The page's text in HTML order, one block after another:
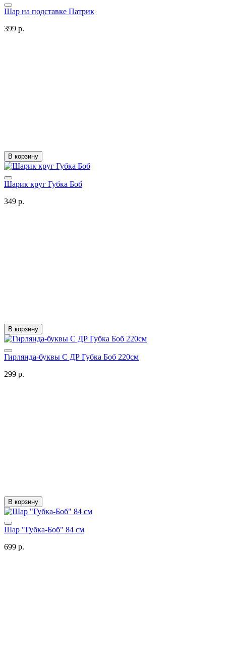
Шар на подставке Патрик
399 р.
В корзину
Шарик круг Губка Боб
349 р.
В корзину
Гирлянда-буквы С ДР Губка Боб 220см
299 р.
В корзину
Шар "Губка-Боб" 84 см
699 р.